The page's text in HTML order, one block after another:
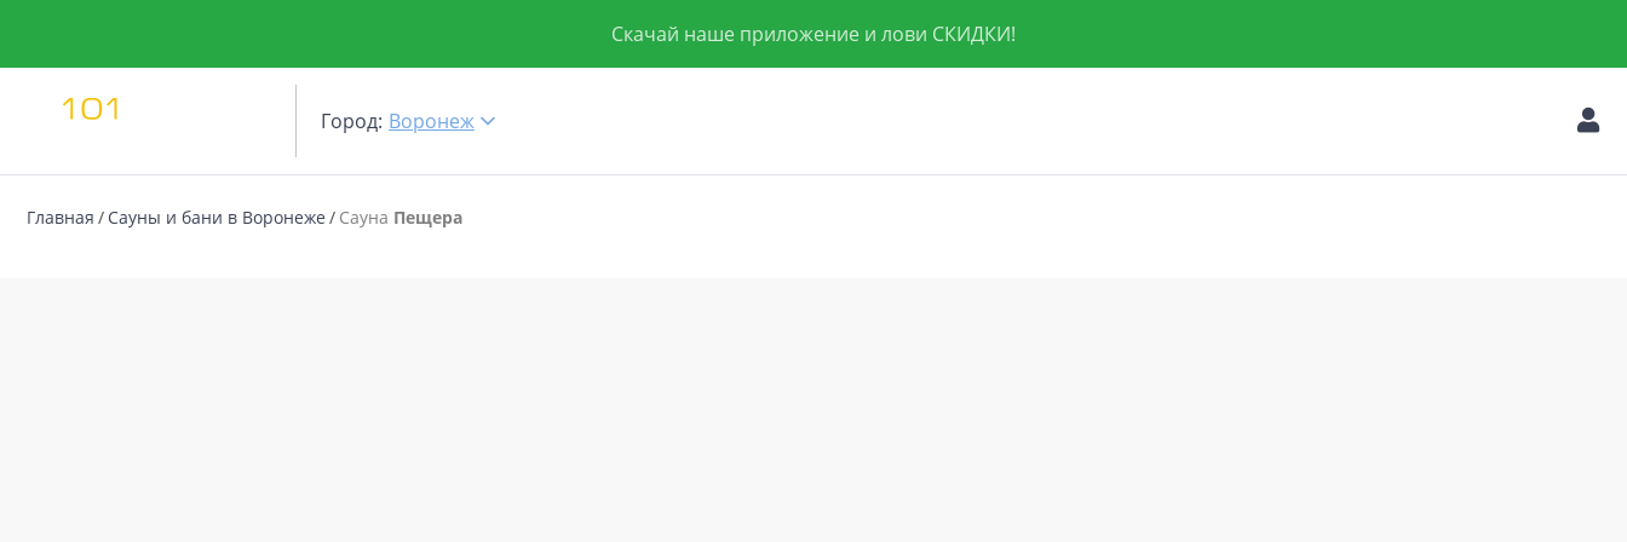
Скачай наше приложение и лови СКИДКИ!
Город: Воронеж
Главная Сауны и бани в Воронеже Сауна Пещера